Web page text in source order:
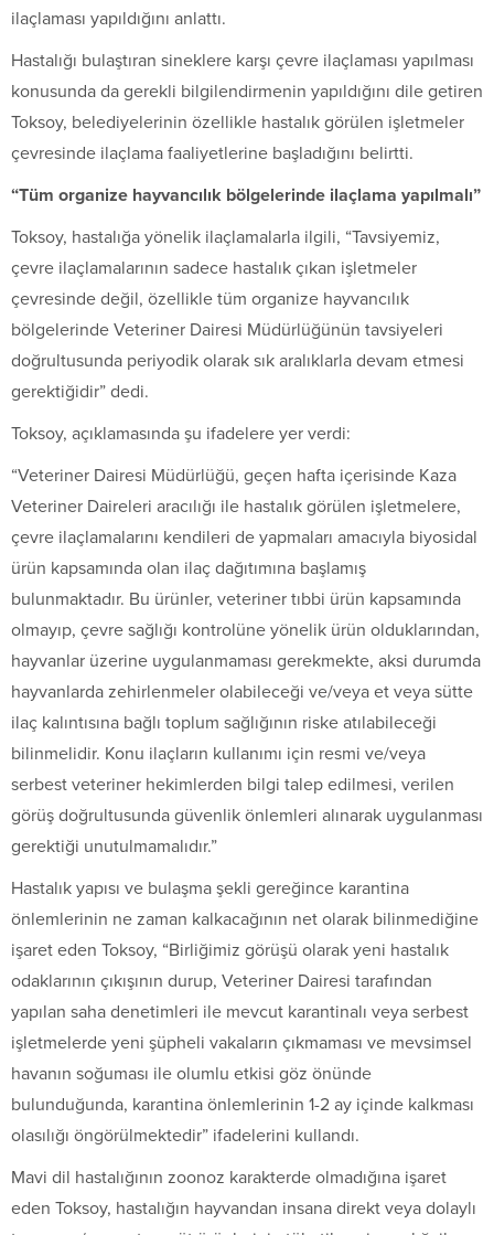
ilaçlaması yapıldığını anlattı.
Hastalığı bulaştıran sineklere karşı çevre ilaçlaması yapılması
konusunda da gerekli bilgilendirmenin yapıldığını dile getiren
Toksoy, belediyelerinin özellikle hastalık görülen işletmeler
çevresinde ilaçlama faaliyetlerine başladığını belirtti.
“Tüm organize hayvancılık bölgelerinde ilaçlama yapılmalı”
Toksoy, hastalığa yönelik ilaçlamalarla ilgili, “Tavsiyemiz,
çevre ilaçlamalarının sadece hastalık çıkan işletmeler
çevresinde değil, özellikle tüm organize hayvancılık
bölgelerinde Veteriner Dairesi Müdürlüğünün tavsiyeleri
doğrultusunda periyodik olarak sık aralıklarla devam etmesi
gerektiğidir” dedi.
Toksoy, açıklamasında şu ifadelere yer verdi:
“Veteriner Dairesi Müdürlüğü, geçen hafta içerisinde Kaza
Veteriner Daireleri aracılığı ile hastalık görülen işletmelere,
çevre ilaçlamalarını kendileri de yapmaları amacıyla biyosidal
ürün kapsamında olan ilaç dağıtımına başlamış
bulunmaktadır. Bu ürünler, veteriner tıbbi ürün kapsamında
olmayıp, çevre sağlığı kontrolüne yönelik ürün olduklarından,
hayvanlar üzerine uygulanmaması gerekmekte, aksi durumda
hayvanlarda zehirlenmeler olabileceği ve/veya et veya sütte
ilaç kalıntısına bağlı toplum sağlığının riske atılabileceği
bilinmelidir. Konu ilaçların kullanımı için resmi ve/veya
serbest veteriner hekimlerden bilgi talep edilmesi, verilen
görüş doğrultusunda güvenlik önlemleri alınarak uygulanması
gerektiği unutulmamalıdır.”
Hastalık yapısı ve bulaşma şekli gereğince karantina
önlemlerinin ne zaman kalkacağının net olarak bilinmediğine
işaret eden Toksoy, “Birliğimiz görüşü olarak yeni hastalık
odaklarının çıkışının durup, Veteriner Dairesi tarafından
yapılan saha denetimleri ile mevcut karantinalı veya serbest
işletmelerde yeni şüpheli vakaların çıkmaması ve mevsimsel
havanın soğuması ile olumlu etkisi göz önünde
bulunduğunda, karantina önlemlerinin 1-2 ay içinde kalkması
olasılığı öngörülmektedir” ifadelerini kullandı.
Mavi dil hastalığının zoonoz karakterde olmadığına işaret
eden Toksoy, hastalığın hayvandan insana direkt veya dolaylı